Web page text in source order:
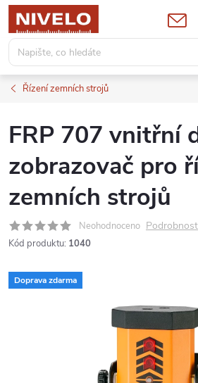
Přejít
obsah
Řízení zemních strojů
FRP 707 vnitřní
zobrazovač pro
zemních strojů
Neohodnoceno
Kód produktu: 1040
Doprava zdarma